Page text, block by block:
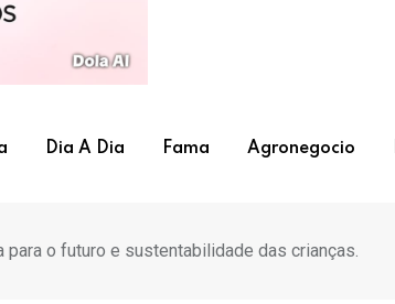
Dia A Dia Fama Agronegocio
o futuro e sustentabilidade das crianças.